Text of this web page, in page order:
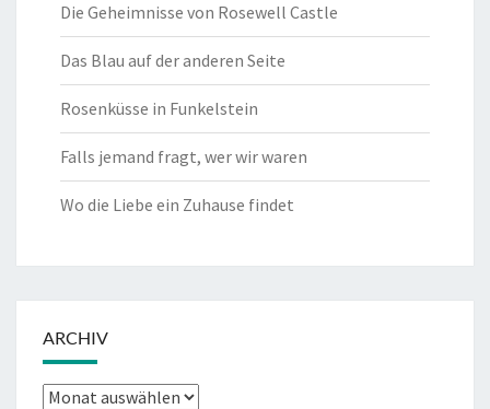
Die Geheimnisse von Rosewell Castle
Das Blau auf der anderen Seite
Rosenküsse in Funkelstein
Falls jemand fragt, wer wir waren
Wo die Liebe ein Zuhause findet
ARCHIV
Archiv